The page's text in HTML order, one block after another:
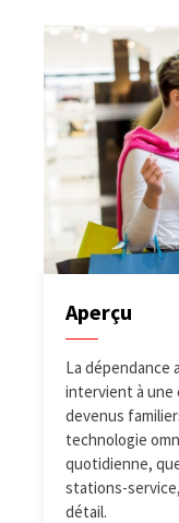
Aperçu
La dépendance
intervient à une
devenus
technologie
quotidienne,
stations-
détail.